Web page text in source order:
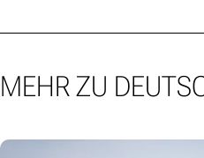
MEHR ZU